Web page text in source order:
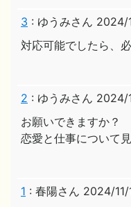
3 : ゆうみさん 2024/
対応可能でしたら、
2 : ゆうみさん 2024/
お願いできますか？
恋愛と仕事について
1 : 春陽さん 2024/